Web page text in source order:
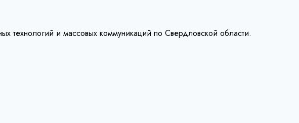
технологий и массовых коммуникаций по Свердловской области.